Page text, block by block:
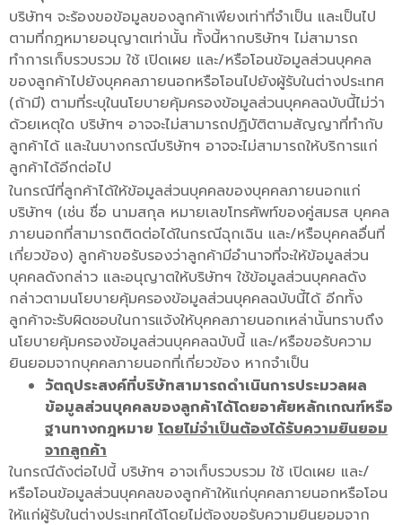
บริษัทฯ จะร้องขอข้อมูลของลูกค้าเพียงเท่าที่จำเป็น และเป็นไป
ตามที่กฎหมายอนุญาตเท่านั้น ทั้งนี้หากบริษัทฯ ไม่สามารถ
ทำการเก็บรวบรวม ใช้ เปิดเผย และ/หรือโอนข้อมูลส่วนบุคคล
ของลูกค้าไปยังบุคคลภายนอกหรือโอนไปยังผู้รับในต่างประเทศ
(ถ้ามี) ตามที่ระบุในนโยบายคุ้มครองข้อมูลส่วนบุคคลฉบับนี้ไม่ว่า
ด้วยเหตุใด บริษัทฯ อาจจะไม่สามารถปฏิบัติตามสัญญาที่ทำกับ
ลูกค้าได้ และในบางกรณีบริษัทฯ อาจจะไม่สามารถให้บริการแก่
ลูกค้าได้อีกต่อไป
ในกรณีที่ลูกค้าได้ให้ข้อมูลส่วนบุคคลของบุคคลภายนอกแก่
บริษัทฯ (เช่น ชื่อ นามสกุล หมายเลขโทรศัพท์ของคู่สมรส บุคคล
ภายนอกที่สามารถติดต่อได้ในกรณีฉุกเฉิน และ/หรือบุคคลอื่นที่
เกี่ยวข้อง) ลูกค้าขอรับรองว่าลูกค้ามีอำนาจที่จะให้ข้อมูลส่วน
บุคคลดังกล่าว และอนุญาตให้บริษัทฯ ใช้ข้อมูลส่วนบุคคลดัง
กล่าวตามนโยบายคุ้มครองข้อมูลส่วนบุคคลฉบับนี้ได้ อีกทั้ง
ลูกค้าจะรับผิดชอบในการแจ้งให้บุคคลภายนอกเหล่านั้นทราบถึง
นโยบายคุ้มครองข้อมูลส่วนบุคคลฉบับนี้ และ/หรือขอรับความ
ยินยอมจากบุคคลภายนอกที่เกี่ยวข้อง หากจำเป็น
วัตถุประสงค์ที่บริษัทสามารถดำเนินการประมวลผล
ข้อมูลส่วนบุคคลของลูกค้าได้โดยอาศัยหลักเกณฑ์หรือ
ฐานทางกฎหมาย โดยไม่จำเป็นต้องได้รับความยินยอม
จากลูกค้า
ในกรณีดังต่อไปนี้ บริษัทฯ อาจเก็บรวบรวม ใช้ เปิดเผย และ/
หรือโอนข้อมูลส่วนบุคคลของลูกค้าให้แก่บุคคลภายนอกหรือโอน
ให้แก่ผู้รับในต่างประเทศได้โดยไม่ต้องขอรับความยินยอมจาก